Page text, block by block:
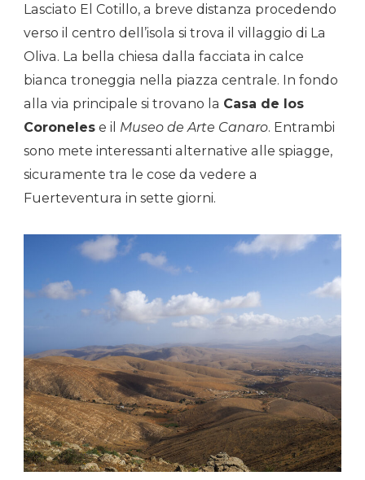
Lasciato El Cotillo, a breve distanza procedendo
verso il centro dell’isola si trova il villaggio di La
Oliva. La bella chiesa dalla facciata in calce
bianca troneggia nella piazza centrale. In fondo
alla via principale si trovano la Casa de los
Coroneles e il Museo de Arte Canaro. Entrambi
sono mete interessanti alternative alle spiagge,
sicuramente tra le cose da vedere a
Fuerteventura in sette giorni.